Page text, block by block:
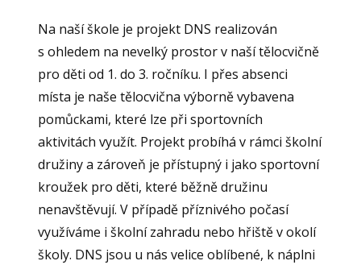
Na naší škole je projekt DNS realizován
s ohledem na nevelký prostor v naší tělocvičně
pro děti od 1. do 3. ročníku. I přes absenci
místa je naše tělocvična výborně vybavena
pomůckami, které lze při sportovních
aktivitách využít. Projekt probíhá v rámci školní
družiny a zároveň je přístupný i jako sportovní
kroužek pro děti, které běžně družinu
nenavštěvují. V případě příznivého počasí
využíváme i školní zahradu nebo hřiště v okolí
školy. DNS jsou u nás velice oblíbené, k náplni